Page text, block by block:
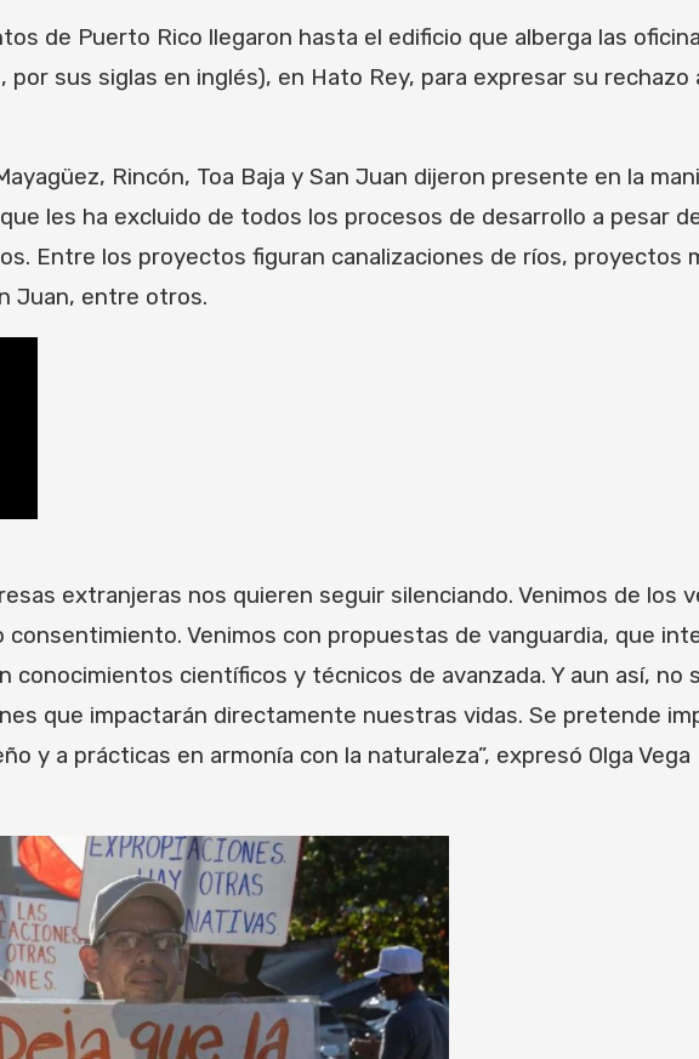
de Puerto Rico llegaron hasta el edificio que alberga las
sus siglas en inglés), en Hato Rey, para expresar su rechazo
Rincón, Toa Baja y San Juan dijeron presente en la
les ha excluido de todos los procesos de desarrollo a pesar
Entre los proyectos figuran canalizaciones de ríos, proyectos
Juan, entre otros.
extranjeras nos quieren seguir silenciando. Venimos de los
Venimos con propuestas de vanguardia, que
científicos y técnicos de avanzada. Y aun así, no
que impactarán directamente nuestras vidas. Se pretende
y a prácticas en armonía con la naturaleza”, expresó Olga Vega